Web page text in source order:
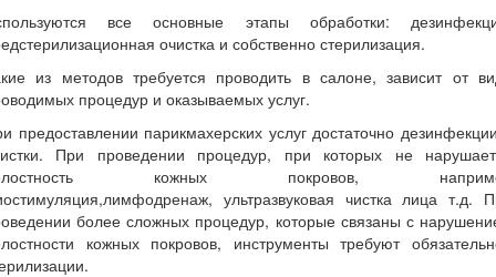
все основные этапы обработки:
очистка и собственно стерилизация.
из методов требуется проводить в салоне, зависит от
процедур и оказываемых услуг.
предоставлении парикмахерских услуг достаточно
При проведении процедур, при которых не
кожных покровов,
ультразвуковая чистка лица т.д.
более сложных процедур, которые связаны с
кожных покровов, инструменты требуют